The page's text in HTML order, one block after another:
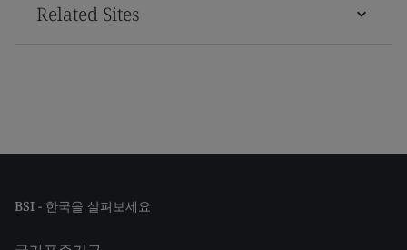
Related Sites
BSI - 한국을 살펴보세요